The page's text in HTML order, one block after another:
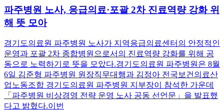
파주병원 노사, 응급의료·포괄 2차 진료역량 강화 위
해 뜻 모아
경기도의료원 파주병원 노사가 지역응급의료센터의 안정적인
운영과 포괄 2차 종합병원으로서의 진료역량 강화를 위해 공
동으로 노력하기로 뜻을 모았다.경기도의료원 파주병원은 8월
6일 김준형 파주병원 원장직무대행과 김정아 전국보건의료산
업노동조합 경기도의료원 파주병원 지부장이 참석한 가운데
「파주병원 비상경영 전략 운영 노사 공동 선언문」을 발표했
다고 밝혔다.이번